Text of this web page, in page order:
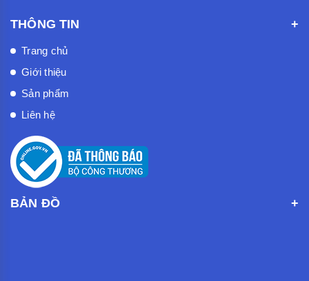
THÔNG TIN
Trang chủ
Giới thiệu
Sản phẩm
Liên hệ
BẢN ĐỒ